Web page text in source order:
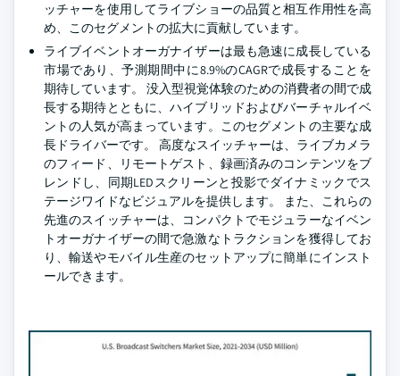
ッチャーを使用してライブショーの品質と相互作用性を高
め、このセグメントの拡大に貢献しています。
ライブイベントオーガナイザーは最も急速に成長している
市場であり、予測期間中に8.9%のCAGRで成長することを
期待しています。 没入型視覚体験のための消費者の間で成
長する期待とともに、ハイブリッドおよびバーチャルイベ
ントの人気が高まっています。このセグメントの主要な成
長ドライバーです。 高度なスイッチャーは、ライブカメラ
のフィード、リモートゲスト、録画済みのコンテンツをブ
レンドし、同期LEDスクリーンと投影でダイナミックでス
テージワイドなビジュアルを提供します。 また、これらの
先進のスイッチャーは、コンパクトでモジュラーなイベン
トオーガナイザーの間で急激なトラクションを獲得してお
り、輸送やモバイル生産のセットアップに簡単にインスト
ールできます。